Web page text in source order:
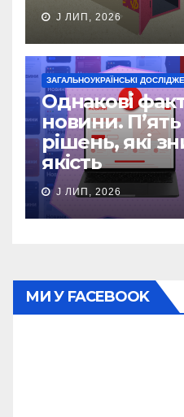
J ЛИП, 2026
ЗАГАЛЬНОУКРАЇНСЬКІ
Однакові
новини.
рішень, які
якість
J ЛИП, 2026
МИ У FACEBOOK